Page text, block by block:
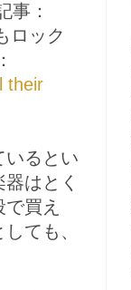
事：
ロック
their
いるとい
はとく
買え
ても、